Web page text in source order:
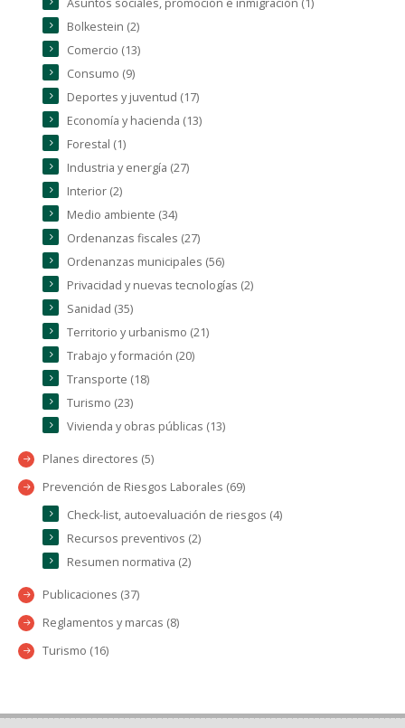
Asuntos sociales, promoción e inmigración (1)
Bolkestein (2)
Comercio (13)
Consumo (9)
Deportes y juventud (17)
Economía y hacienda (13)
Forestal (1)
Industria y energía (27)
Interior (2)
Medio ambiente (34)
Ordenanzas fiscales (27)
Ordenanzas municipales (56)
Privacidad y nuevas tecnologías (2)
Sanidad (35)
Territorio y urbanismo (21)
Trabajo y formación (20)
Transporte (18)
Turismo (23)
Vivienda y obras públicas (13)
Planes directores (5)
Prevención de Riesgos Laborales (69)
Check-list, autoevaluación de riesgos (4)
Recursos preventivos (2)
Resumen normativa (2)
Publicaciones (37)
Reglamentos y marcas (8)
Turismo (16)